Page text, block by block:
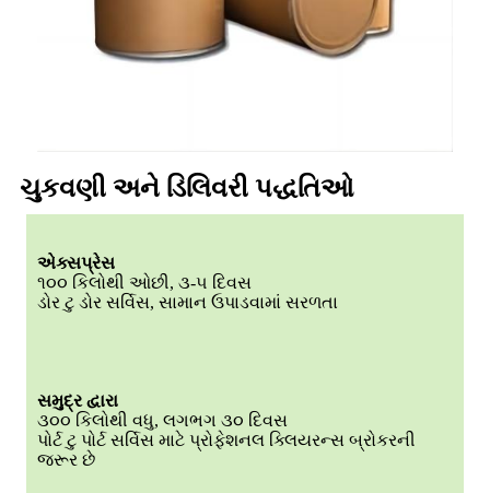
ચુકવણી અને ડિલિવરી પદ્ધતિઓ
એક્સપ્રેસ
૧૦૦ કિલોથી ઓછી, ૩-૫ દિવસ
ડોર ટુ ડોર સર્વિસ, સામાન ઉપાડવામાં સરળતા
સમુદ્ર દ્વારા
૩૦૦ કિલોથી વધુ, લગભગ ૩૦ દિવસ
પોર્ટ ટુ પોર્ટ સર્વિસ માટે પ્રોફેશનલ ક્લિયરન્સ બ્રોકરની
જરૂર છે